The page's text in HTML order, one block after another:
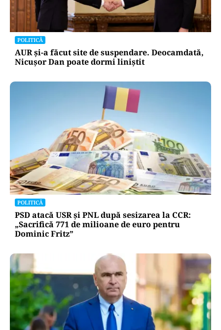
POLITICĂ
AUR și-a făcut site de suspendare. Deocamdată,
Nicușor Dan poate dormi liniștit
POLITICĂ
PSD atacă USR și PNL după sesizarea la CCR:
„Sacrifică 771 de milioane de euro pentru
Dominic Fritz”